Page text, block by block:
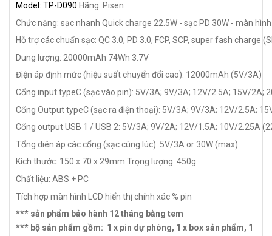
Model: TP-D090 Hãng: Pisen
Chức năng: sạc nhanh Quick charge 22.5W - sạc PD 30W - màn
Hỗ trợ các chuẩn sạc: QC 3.0, PD 3.0, FCP, SCP, super fash charge
Dung lượng: 20000mAh 74Wh 3.7V
Điện áp định mức (hiệu suất chuyển đổi cao): 12000mAh (5V/3A)
Cổng input typeC (sạc vào pin): 5V/3A; 9V/3A; 12V/2.5A; 15V/2A;
Cổng Output typeC (sạc ra điện thoại): 5V/3A; 9V/3A; 12V/2.5A;
Cổng output USB 1 / USB 2: 5V/3A; 9V/2A; 12V/1.5A; 10V/2.25A
Tổng diên áp các cổng (sạc cùng lúc): 5V/3A or 30W (max)
Kích thước: 150 x 70 x 29mm Trọng lượng: 450g
Chất liệu: ABS + PC
Tích hợp màn hình LCD hiển thị chính xác % pin
*** sản phẩm bảo hành 12 tháng bằng tem
*** bộ sản phẩm gồm: 1 x pin dự phòng, 1 x box sản phẩm, 1